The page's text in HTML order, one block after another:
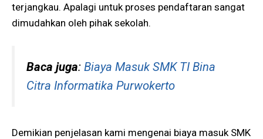
terjangkau. Apalagi untuk proses pendaftaran sangat
dimudahkan oleh pihak sekolah.
Baca juga: Biaya Masuk SMK TI Bina
Citra Informatika Purwokerto
Demikian penjelasan kami mengenai biaya masuk SMK